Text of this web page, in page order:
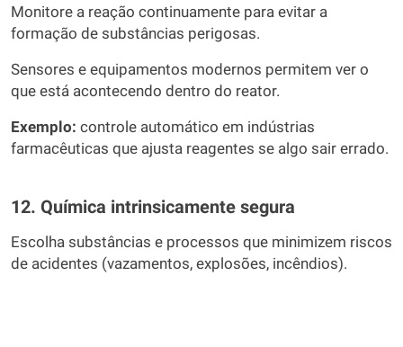
Monitore a reação continuamente para evitar a
formação de substâncias perigosas.
Sensores e equipamentos modernos permitem ver o
que está acontecendo dentro do reator.
Exemplo: controle automático em indústrias
farmacêuticas que ajusta reagentes se algo sair errado.
12. Química intrinsicamente segura
Escolha substâncias e processos que minimizem riscos
de acidentes (vazamentos, explosões, incêndios).